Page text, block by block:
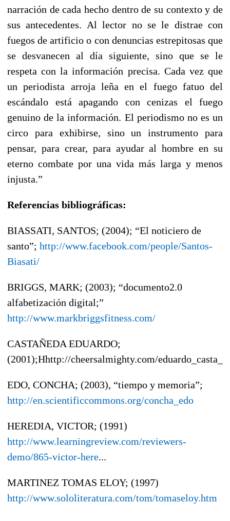
narración de cada hecho dentro de su contexto y de
sus antecedentes. Al lector no se le distrae con
fuegos de artificio o con denuncias estrepitosas que
se desvanecen al día siguiente, sino que se le
respeta con la información precisa. Cada vez que
un periodista arroja leña en el fuego fatuo del
escándalo está apagando con cenizas el fuego
genuino de la información. El periodismo no es un
circo para exhibirse, sino un instrumento para
pensar, para crear, para ayudar al hombre en su
eterno combate por una vida más larga y menos
injusta.”
Referencias bibliográficas:
BIASSATI, SANTOS; (2004); “El noticiero de
santo”; http://www.facebook.com/people/Santos-
Biasati/
BRIGGS, MARK; (2003); “documento2.0
alfabetización digital;”
http://www.markbriggsfitness.com/
CASTAÑEDA EDUARDO;
(2001);Hhttp://cheersalmighty.com/
EDO, CONCHA; (2003), “tiempo y memoria”;
http://en.scientificcommons.org/concha_edo
HEREDIA, VICTOR; (1991)
http://www.learningreview.com/reviewers-
demo/865-victor-here...
MARTINEZ TOMAS ELOY; (1997)
http://www.sololiteratura.com/tom/tomaseloy.htm